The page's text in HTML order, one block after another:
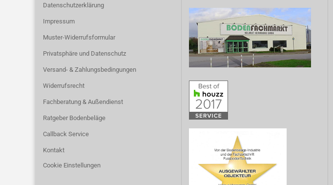
Datenschutzerklärung
Impressum
Muster-Widerrufsformular
Privatsphäre und Datenschutz
Versand- & Zahlungsbedingungen
Widerrufsrecht
Fachberatung & Außendienst
Ratgeber Bodenbeläge
Callback Service
Kontakt
Cookie Einstellungen